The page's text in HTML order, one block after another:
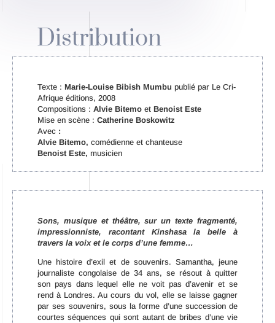
Distribution
Texte : Marie-Louise Bibish Mumbu publié par Le Cri-
Afrique éditions, 2008
Compositions : Alvie Bitemo et Benoist Este
Mise en scène : Catherine Boskowitz
Avec :
Alvie Bitemo, comédienne et chanteuse
Benoist Este, musicien
Sons, musique et théâtre, sur un texte fragmenté,
impressionniste, racontant Kinshasa la belle à
travers la voix et le corps d’une femme…
Une histoire d’exil et de souvenirs. Samantha, jeune
journaliste congolaise de 34 ans, se résout à quitter
son pays dans lequel elle ne voit pas d’avenir et se
rend à Londres. Au cours du vol, elle se laisse gagner
par ses souvenirs, sous la forme d’une succession de
courtes séquences qui sont autant de bribes d’une vie